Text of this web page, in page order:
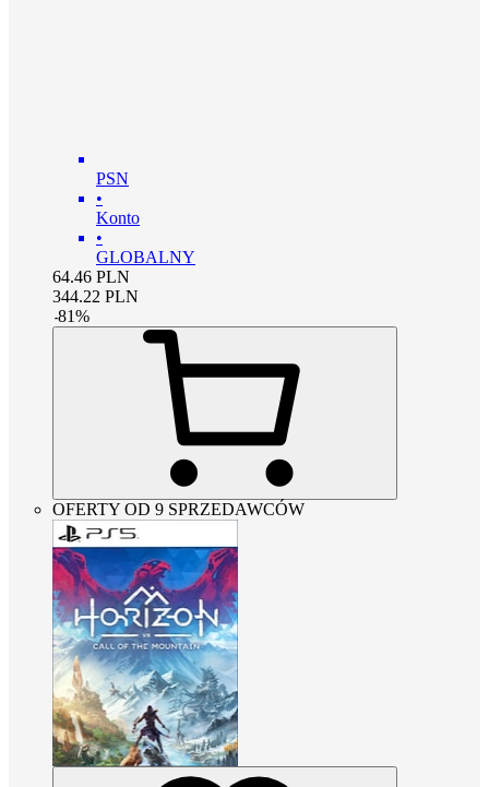
PSN
•
Konto
•
GLOBALNY
64.46 PLN
344.22 PLN
-81%
OFERTY OD 9 SPRZEDAWCÓW